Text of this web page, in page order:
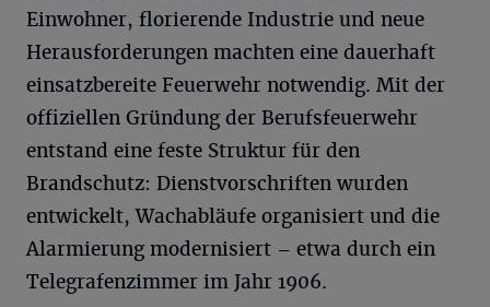
Einwohner, florierende Industrie und neue
Herausforderungen machten eine dauerhaft
einsatzbereite Feuerwehr notwendig. Mit der
offiziellen Gründung der Berufsfeuerwehr
entstand eine feste Struktur für den
Brandschutz: Dienstvorschriften wurden
entwickelt, Wachabläufe organisiert und die
Alarmierung modernisiert – etwa durch ein
Telegrafenzimmer im Jahr 1906.